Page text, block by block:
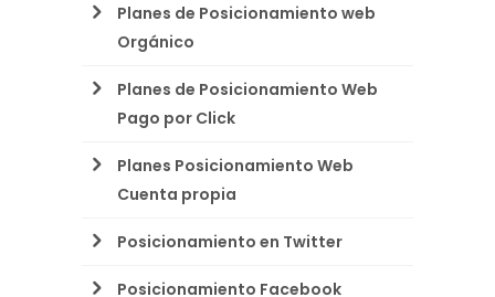
Planes de Posicionamiento web
Orgánico
Planes de Posicionamiento Web
Pago por Click
Planes Posicionamiento Web
Cuenta propia
Posicionamiento en Twitter
Posicionamiento Facebook